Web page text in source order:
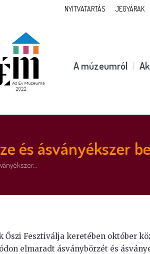
NYITVATARTÁS JEGYÁRAK
A múzeumról
és ásványékszer
Fesztiválja keretében október
elmaradt ásványbörzét és